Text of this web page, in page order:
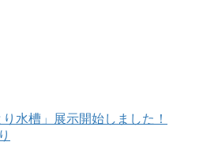
水槽」展示開始しました！